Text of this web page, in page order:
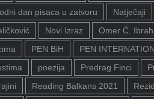
dan pisaca u zatvoru
Natječaji
Novi Izraz
Omer Ć.
PEN BiH
PEN
poezija Predrag Finci
Reading Balkans 2021